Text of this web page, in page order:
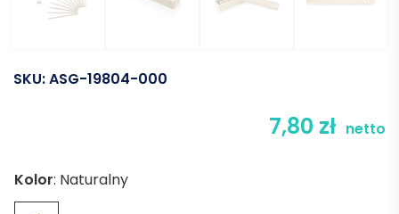
SKU:ASG-19804-000
7,80 zł netto
Kolor: Naturalny